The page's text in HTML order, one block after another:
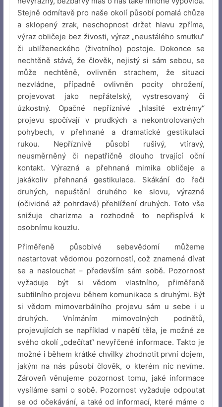
Stejně odmítavě pro naše okolí působí pomalá chůze
a sklopený zrak, neschopnost držet hlavu zpříma,
výraz obličeje bez živosti, výraz „neustálého smutku“
či ublíženeckého (životního) postoje. Dokonce se
nechtěně stává, že člověk, nejistý si sám sebou, se
může nechtěně, ovlivněn strachem, že situaci
nezvládne, případně ovlivněn pocity ohrožení,
projevovat jako nepřátelský, vystresovaný či
úzkostný. Opačné nepříznivé „hlasité extrémy“
projevu spočívají v prudkých a nekontrolovaných
pohybech, v přehnané a dramatické gestikulaci
rukou. Nepříznivě působí rušivý, vtíravý,
neusměrněný či nepatřičně dlouho trvající oční
kontakt. Výrazná a přehnaná mimika obličeje a
jakákoliv přehnaná gestikulace. Skákání do řeči
druhých, nepuštění druhého ke slovu, výrazné
(očividné až pohrdavé) přehlížení druhých. Toto vše
snižuje charizma a rozhodně to nepřispívá k
osobnímu kouzlu.
Přiměřeně působivé sebevědomí můžeme
nastartovat vědomou pozorností, což znamená dívat
se a naslouchat – především sám sobě. Pozornost
vyžaduje být si vědom vlastního, přiměřeně
subtilního projevu během komunikace s druhými. Být
si vědom mimoverbálního projevu sám u sebe i u
druhých. Vnímáním mimovolných podnětů,
projevujících se například v napětí těla, je možné ze
svého okolí „odečítat“ nevyřčené informace. Takto je
možné i během krátké chvilky zhodnotit první dojem,
jakým na nás působí člověk, o kterém nic nevíme.
Zároveň věnujeme pozornost tomu, jaké informace
vysíláme sami o sobě. Pozornost vyžaduje odpoutat
se od očekávání, a také od informací, které máme o